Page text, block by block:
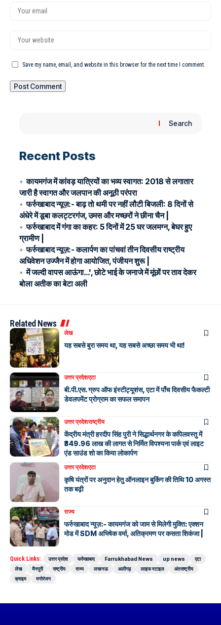
Save my name, email, and website in this browser for the next time I comment.
Search
Recent Posts
कायमगंज में कांवड़ यात्रियों का भव्य स्वागत: 2018 से लगातार
जारी है स्वागत और जलपान की अनूठी परंपरा
फर्रुखाबाद न्यूज़:- बाढ़ तो थमी पर नहीं लौटी बिजली: 8 दिनों से
अंधेरे में डूबा कलट्टरगंज, उमस और मच्छरों ने छीना चैन |
फर्रुखाबाद में गंगा का कहर: 5 दिनों में 25 घर जलमग्न, बेघर हुए
ग्रामीण |
फर्रुखाबाद न्यूज़:- कलार्पण का पांचवां तीन दिवसीय राष्ट्रीय
अधिवेशन उज्जैन में होगा आयोजित, पंजीयन शुरू |
में जल्दी वापस आऊंगा…', छोटे भाई के जनाजे में मूंछों पर ताव देकर
बोला अतीक का बेटा अली
Related News
लेख
यह सबसे बुरा समय था, यह सबसे अच्छा समय भी था!
उत्तर प्रदेशएटा
बी.पी.एस. ग्रुप ऑफ इंस्टीट्यूशंस, एटा में पाँच दिवसीय फैकल्टी
डेवलपमेंट प्रोग्राम का सफल समापन
उत्तर प्रदेशराष्ट्रीय
केंद्रीय मंत्री हरदीप सिंह पुरी ने सिद्धार्थनगर के कपिलवस्तु में
₹349.96 लाख की लागत से निर्मित विपश्यना पार्क एवं लाइट
एंड साउंड शो का किया लोकार्पण
उत्तर प्रदेशएटा
कृषि यंत्रों पर अनुदान हेतु ऑनलाइन बुकिंग की तिथि 10 अगस्त
तक बढ़ी
राज्य
फर्रुखाबाद न्यूज़:- कायमगंज को जाम से मिलेगी मुक्ति: एक्शन
मोड में SDM अभिषेक वर्मा, अतिक्रमण पर कसता शिकंजा |
Quick Links: उत्तर प्रदेश फर्रुखाबाद Farrukhabad News up news
एटा
लेख
मैनपुरी राष्ट्रीय राज्य लखनऊ अलीगढ़ लाइफ स्टाइल
अंतराष्ट्रीय
क्राइम
मनोरंजन